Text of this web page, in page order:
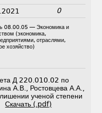
0
08.00.05 — Экономика и
(экономика,
отраслями,
хозяйство)
Д 220.010.02 по
А.В., Ростовцева А.А.,
ученой степени
Скачать (.pdf)